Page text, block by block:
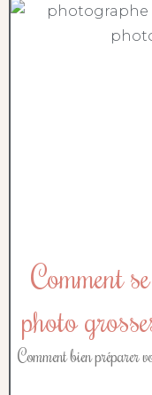
Comment
photo
Comment bien préparer